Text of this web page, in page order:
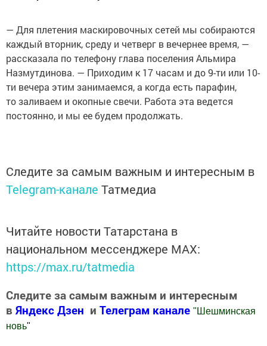
— Для плетения маскировочных сетей мы собираются
каждый вторник, среду и четверг в вечернее время, —
рассказала по телефону глава поселения Альмира
Назмутдинова. — Приходим к 17 часам и до 9-ти или 10-
ти вечера этим занимаемся, а когда есть парафин,
то заливаем и окопные свечи. Работа эта ведется
постоянно, и мы ее будем продолжать.
Следите за самым важным и интересным в
Telegram-канале Татмедиа
Читайте новости Татарстана в
национальном мессенджере MАХ:
https://max.ru/tatmedia
Следите за самым важным и интересным
в Яндекс Дзен и Телеграм канале " Шешминская
новь"